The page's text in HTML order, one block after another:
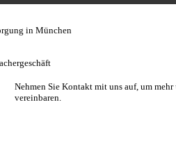
in München
Nehmen Sie Kontakt mit uns auf, um
vereinbaren.